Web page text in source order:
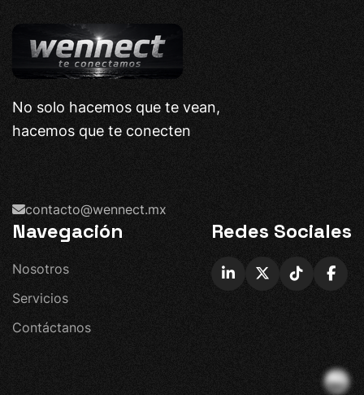
No solo hacemos que te vean,
hacemos que te conecten
contacto@wennect.mx
Navegación
Nosotros
Servicios
Contáctanos
Redes Sociales